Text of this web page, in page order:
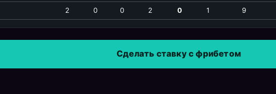
2 0 0 2 0 1 9
Сделать ставку с фрибетом